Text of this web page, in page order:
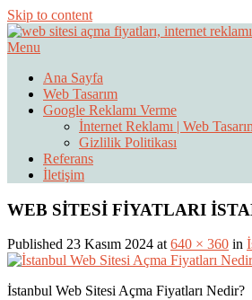
Skip to content
Web Sitesi Açma,
Menu
Ana Sayfa
Web Tasarım
Google Reklamı Verme
İnternet Reklamı | Web
Gizlilik Politikası
Referans
İletişim
WEB SİTESİ FİYATLARI
Published 23 Kasım 2024 at640 × 360 in
İstanbul Web Sitesi Açma Fiyatları Nedir?